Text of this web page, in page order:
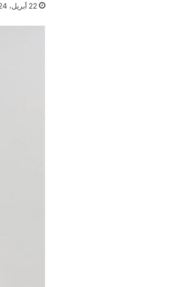
22 أبريل، 2024